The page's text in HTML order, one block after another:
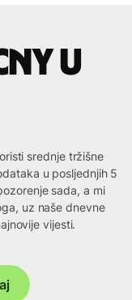
u
srednje tržišne
u posljednjih 5
sada, a mi
uz naše dnevne
vijesti.